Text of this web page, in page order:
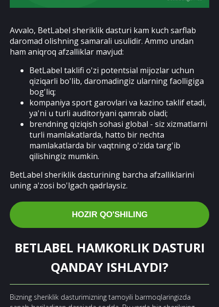
Avvalo, BetLabel sheriklik dasturi kam kuch sarflab
daromad olishning samarali usulidir. Ammo undan
ham aniqroq afzalliklar mavjud:
BetLabel taklifi o'zi potentsial mijozlar uchun
qiziqarli bo'lib, daromadingiz ularning faolligiga
bog'liq;
kompaniya sport garovlari va kazino taklif etadi,
ya'ni u turli auditoriyani qamrab oladi;
brendning qiziqish sohasi global - siz xizmatlarni
turli mamlakatlarda, hatto bir nechta
mamlakatlarda bir vaqtning o'zida targ'ib
qilishingiz mumkin.
BetLabel sheriklik dasturining barcha afzalliklarini
uning a'zosi bo'lgach qadrlaysiz.
HOZIR QO'SHILING
BETLABEL HAMKORLIK DASTURI
QANDAY ISHLAYDI?
Bizning sheriklik dasturimizning tamoyili barmoqlaringizda